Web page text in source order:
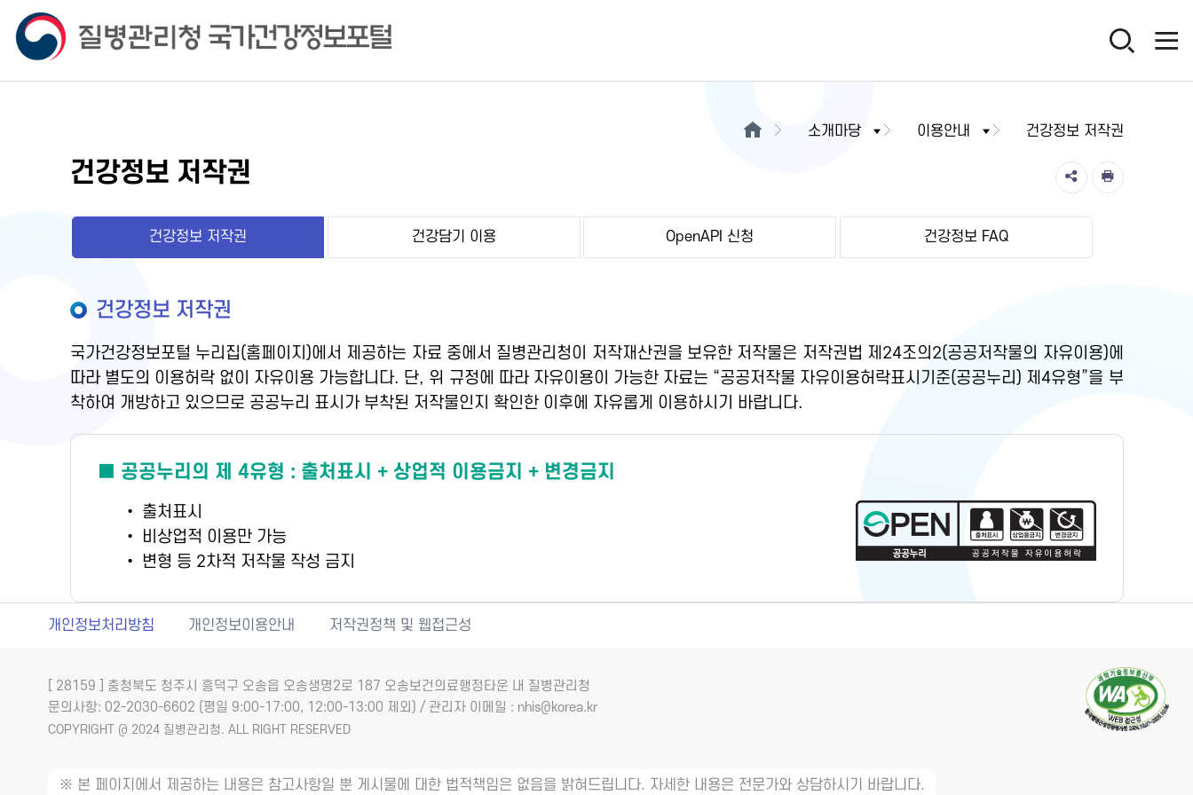
소개마당 이용안내 건강정보 저작권
건강정보 저작권
건강정보 저작권 건강담기 이용 OpenAPI 신청 건강정보 FAQ
건강정보 저작권
국가건강정보포털 누리집(홈페이지)에서 제공하는 자료 중에서 질병관리청이 저작재산권을 보유한 저작물은 저작권법 제24조의2(공공저작물의 자유이용)에
따라 별도의 이용허락 없이 자유이용 가능합니다. 단, 위 규정에 따라 자유이용이 가능한 자료는 “공공저작물 자유이용허락표시기준(공공누리) 제4유형”을 부
착하여 개방하고 있으므로 공공누리 표시가 부착된 저작물인지 확인한 이후에 자유롭게 이용하시기 바랍니다.
■ 공공누리의 제 4유형 : 출처표시 + 상업적 이용금지 + 변경금지
• 출처표시
• 비상업적 이용만 가능
• 변형 등 2차적 저작물 작성 금지
개인정보처리방침 개인정보이용안내 저작권정책 및 웹접근성
[ 28159 ] 충청북도 청주시 흥덕구 오송읍 오송생명2로 187 오송보건의료행정타운 내 질병관리청
문의사항: 02-2030-6602 (평일 9:00-17:00, 12:00-13:00 제외) / 관리자 이메일 : nhis@korea.kr
COPYRIGHT @ 2024 질병관리청. ALL RIGHT RESERVED
※ 본 페이지에서 제공하는 내용은 참고사항일 뿐 게시물에 대한 법적책임은 없음을 밝혀드립니다. 자세한 내용은 전문가와 상담하시기 바랍니다.